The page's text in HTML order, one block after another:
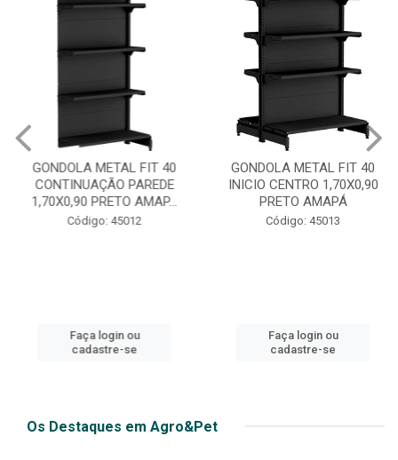
GONDOLA METAL FIT 40
CONTINUAÇÃO PAREDE
1,70X0,90 PRETO AMAP...
Código: 45012
Faça login ou
cadastre-se
GONDOLA METAL FIT 40
INICIO CENTRO 1,70X0,90
PRETO AMAPÁ
Código: 45013
Faça login ou
cadastre-se
Os Destaques em Agro&Pet